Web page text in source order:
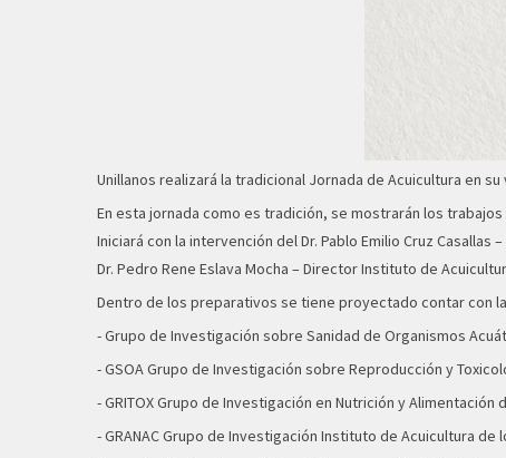
Unillanos realizará la tradicional Jornada de Acuicultura en
En esta jornada como es tradición, se mostrarán los
Iniciará con la intervención del Dr. Pablo Emilio Cruz
Dr. Pedro Rene Eslava Mocha – Director Instituto de
Dentro de los preparativos se tiene proyectado contar con
- Grupo de Investigación sobre Sanidad de Organismos
- GSOA Grupo de Investigación sobre Reproducción y
- GRITOX Grupo de Investigación en Nutrición y Alimentación
- GRANAC Grupo de Investigación Instituto de Acuicultura de